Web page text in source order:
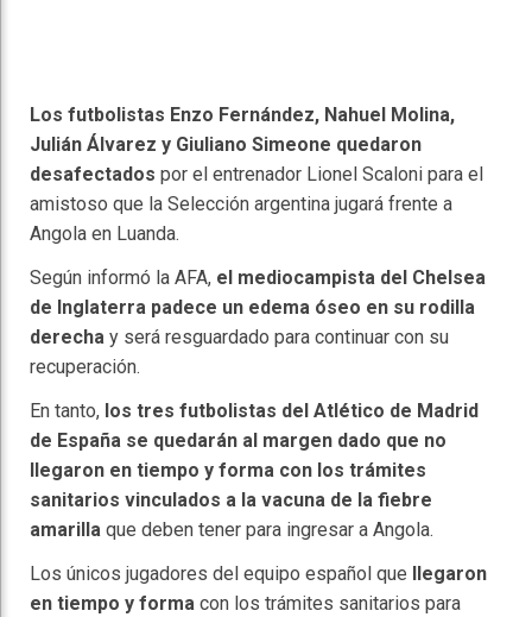
Los futbolistas Enzo Fernández, Nahuel Molina,
Julián Álvarez y Giuliano Simeone quedaron
desafectados por el entrenador Lionel Scaloni para el
amistoso que la Selección argentina jugará frente a
Angola en Luanda.
Según informó la AFA, el mediocampista del Chelsea
de Inglaterra padece un edema óseo en su rodilla
derecha y será resguardado para continuar con su
recuperación.
En tanto, los tres futbolistas del Atlético de Madrid
de España se quedarán al margen dado que no
llegaron en tiempo y forma con los trámites
sanitarios vinculados a la vacuna de la fiebre
amarilla que deben tener para ingresar a Angola.
Los únicos jugadores del equipo español que
llegaron
en tiempo y forma con los trámites sanitarios para